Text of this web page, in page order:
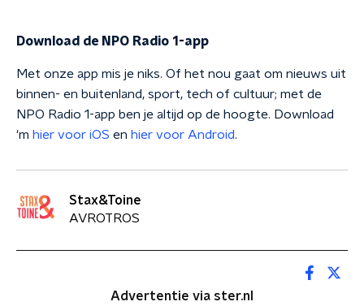
Download de NPO Radio 1-app
Met onze app mis je niks. Of het nou gaat om nieuws uit
binnen- en buitenland, sport, tech of cultuur; met de
NPO Radio 1-app ben je altijd op de hoogte. Download
'm hier voor iOS en hier voor Android.
Stax&Toine
AVROTROS
Advertentie via ster.nl